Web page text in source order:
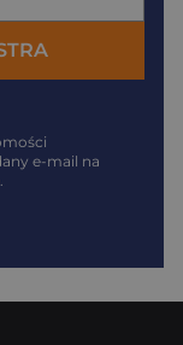
e-mail na
.